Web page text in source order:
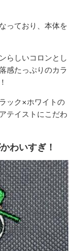
っており、本体を
らしいコロンとし
感たっぷりのカラ
ック×ホワイトの
テイストにこだわ
わいすぎ！